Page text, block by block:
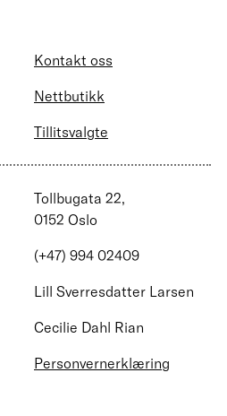
Kontakt oss
Nettbutikk
Tillitsvalgte
Tollbugata 22,
0152 Oslo
(+47) 994 02409
Lill Sverresdatter Larsen
Cecilie Dahl Rian
Personvernerklæring